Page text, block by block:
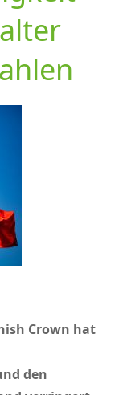
Crown hat
den